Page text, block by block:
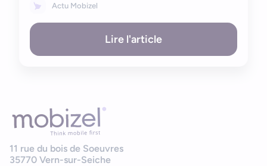
Actu Mobizel
Lire l'article
11 rue du bois de Soeuvres
35770 Vern-sur-Seiche